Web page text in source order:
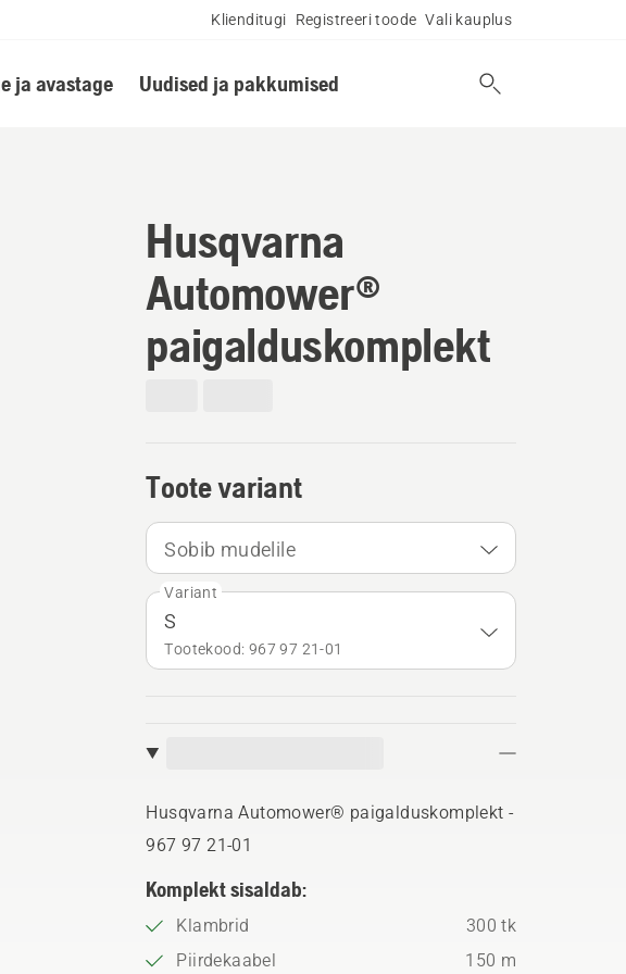
Klienditugi Registreeri toode Vali kauplus
ja avastage Uudised ja pakkumised
Husqvarna
Automower®
paigalduskomplekt
Toote variant
Sobib mudelile
Variant
S
Tootekood: 967 97 21‑01
Husqvarna Automower® paigalduskomplekt -
967 97 21‑01
Komplekt sisaldab:
Klambrid
300 tk
Piirdekaabel
150 m